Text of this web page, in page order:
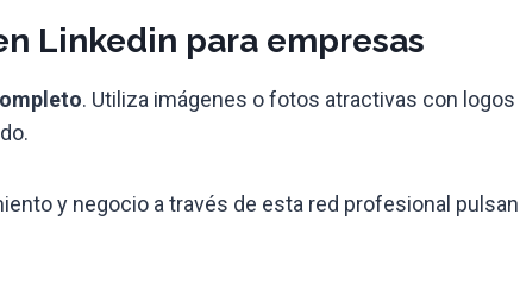
Linkedin para empresas
. Utiliza imágenes o fotos atractivas con
y negocio a través de esta red profesional